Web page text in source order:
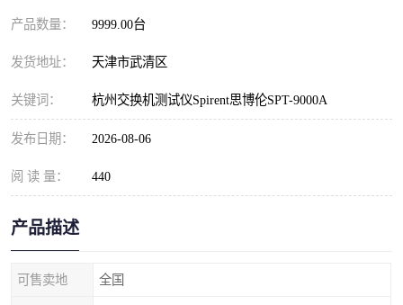
产品数量： 9999.00台
发货地址： 天津市武清区
关键词： 杭州交换机测试仪Spirent思博伦SPT-9000A
发布日期： 2026-08-06
阅 读 量： 440
产品描述
可售卖地 全国